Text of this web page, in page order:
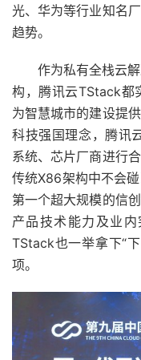
光、华为等行业知名
趋势。
作为私有全栈云
构，腾讯云TStack都
为智慧城市的建设提
科技强国理念，腾讯
系统、芯片厂商进行
传统X86架构中不会
第一个超大规模的信
产品技术能力及业
TStack也一举拿下“
项。